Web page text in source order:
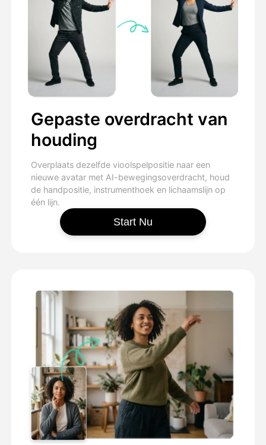
Gepaste overdracht van
houding
Overplaats dezelfde vioolspelpositie naar een
nieuwe avatar met AI-bewegingsoverdracht, houd
de handpositie, instrumenthoek en lichaamslijn op
één lijn.
Start Nu